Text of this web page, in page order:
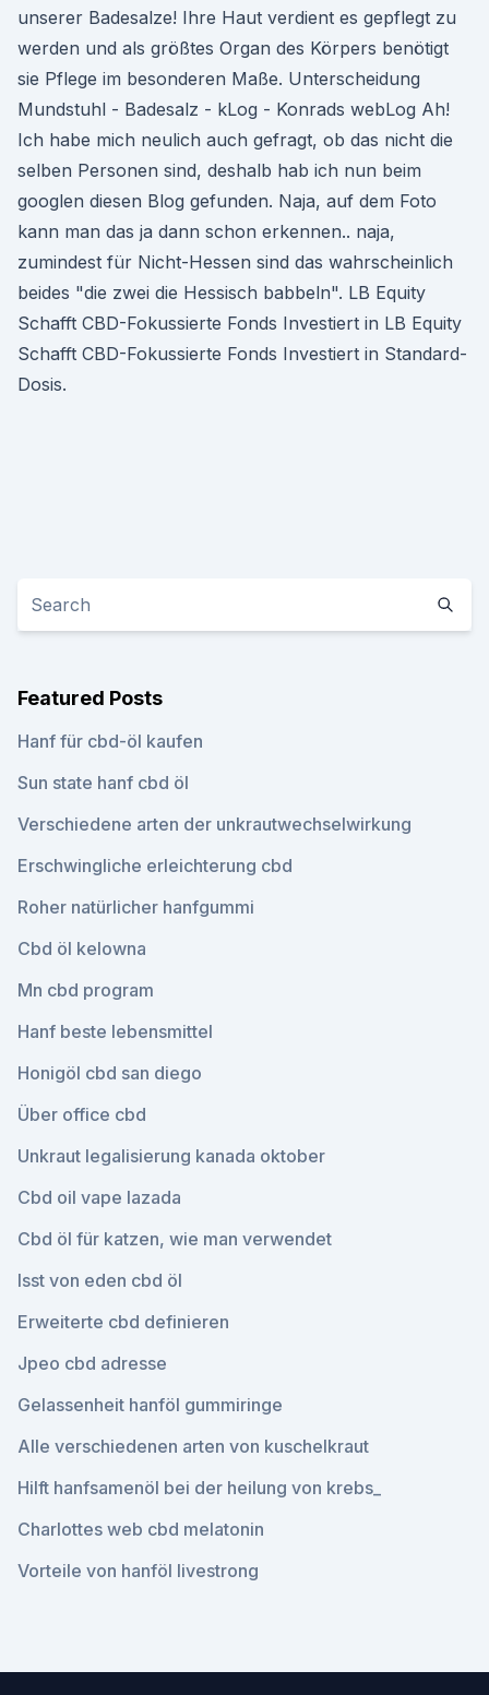
unserer Badesalze! Ihre Haut verdient es gepflegt zu
werden und als größtes Organ des Körpers benötigt
sie Pflege im besonderen Maße. Unterscheidung
Mundstuhl - Badesalz - kLog - Konrads webLog Ah!
Ich habe mich neulich auch gefragt, ob das nicht die
selben Personen sind, deshalb hab ich nun beim
googlen diesen Blog gefunden. Naja, auf dem Foto
kann man das ja dann schon erkennen.. naja,
zumindest für Nicht-Hessen sind das wahrscheinlich
beides "die zwei die Hessisch babbeln". LB Equity
Schafft CBD-Fokussierte Fonds Investiert in LB Equity
Schafft CBD-Fokussierte Fonds Investiert in Standard-
Dosis.
Featured Posts
Hanf für cbd-öl kaufen
Sun state hanf cbd öl
Verschiedene arten der unkrautwechselwirkung
Erschwingliche erleichterung cbd
Roher natürlicher hanfgummi
Cbd öl kelowna
Mn cbd program
Hanf beste lebensmittel
Honigöl cbd san diego
Über office cbd
Unkraut legalisierung kanada oktober
Cbd oil vape lazada
Cbd öl für katzen, wie man verwendet
Isst von eden cbd öl
Erweiterte cbd definieren
Jpeo cbd adresse
Gelassenheit hanföl gummiringe
Alle verschiedenen arten von kuschelkraut
Hilft hanfsamenöl bei der heilung von krebs_
Charlottes web cbd melatonin
Vorteile von hanföl livestrong